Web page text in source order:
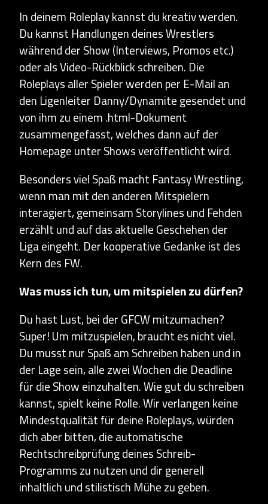
In deinem Roleplay kannst du kreativ werden.
Du kannst Handlungen deines Wrestlers
während der Show (Interviews, Promos etc.)
oder als Video-Rückblick schreiben. Die
Roleplays aller Spieler werden per E-Mail an
den Ligenleiter Danny/Dynamite gesendet und
von ihm zu einem .html-Dokument
zusammengefasst, welches dann auf der
Homepage unter Shows veröffentlicht wird.
Besonders viel Spaß macht Fantasy Wrestling,
wenn man mit den anderen Mitspielern
interagiert, gemeinsam Storylines und Fehden
erzählt und auf das aktuelle Geschehen der
Liga eingeht. Der kooperative Gedanke ist des
Kern des FW.
Was muss ich tun, um mitspielen zu dürfen?
Du hast Lust, bei der GFCW mitzumachen?
Super! Um mitzuspielen, braucht es nicht viel.
Du musst nur Spaß am Schreiben haben und in
der Lage sein, alle zwei Wochen die Deadline
für die Show einzuhalten. Wie gut du schreiben
kannst, spielt keine Rolle. Wir verlangen keine
Mindestqualität für deine Roleplays, würden
dich aber bitten, die automatische
Rechtschreibprüfung deines Schreib-
Programms zu nutzen und dir generell
inhaltlich und stilistisch Mühe zu geben.